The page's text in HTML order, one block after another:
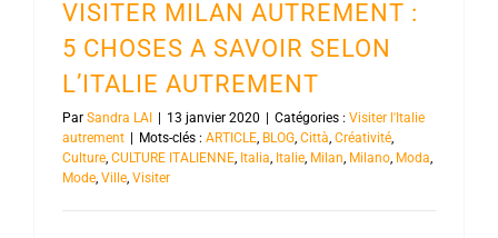
VISITER MILAN AUTREMENT :
5 CHOSES A SAVOIR SELON
L’ITALIE AUTREMENT
Par Sandra LAI 13 janvier 2020 Catégories : Visiter l'Italie
autrement
Mots-clés : ARTICLE, BLOG, Città, Créativité,
Culture, CULTURE ITALIENNE, Italia, Italie, Milan, Milano, Moda,
Mode, Ville, Visiter